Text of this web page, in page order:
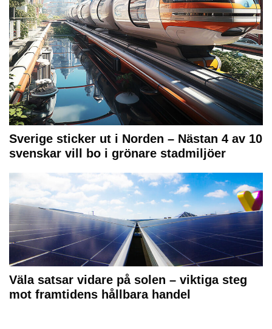
Sverige sticker ut i Norden – Nästan 4 av 10
svenskar vill bo i grönare stadmiljöer
Väla satsar vidare på solen – viktiga steg
mot framtidens hållbara handel